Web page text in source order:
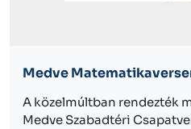
Medve
A közelmúltban rendezték
Medve Szabadtéri